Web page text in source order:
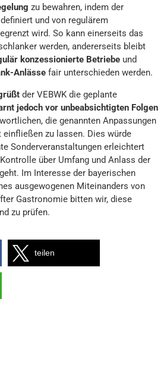
zu bewahren, indem der
und von regulärem
wird. So kann einerseits das
werden, andererseits bleibt
konzessionierte Betriebe und
Anlässe fair unterschieden werden.
der VEBWK die geplante
jedoch vor unbeabsichtigten Folgen
die genannten Anpassungen
einfließen zu lassen. Dies würde
Sonderveranstaltungen erleichtert
über Umfang und Anlass der
Im Interesse der bayerischen
ausgewogenen Miteinanders von
Gastronomie bitten wir, diese
zu prüfen.
teilen